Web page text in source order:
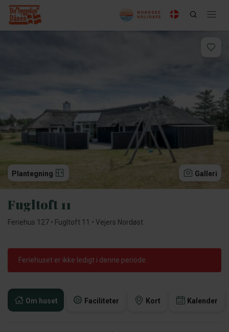
Plantegning Galleri
Fugltoft 11
Feriehus 127 • Fugltoft 11 • Vejers Nordøst
Om huset Faciliteter Kort Kalender
Feriehuset er ikke ledigt i denne periode.